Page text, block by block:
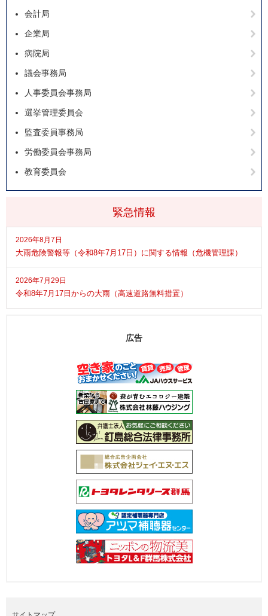
緊急情報
2026年8月7日
大雨危険警報等（令和8年7月17日）に関する情報（危機管理課）
2026年7月29日
令和8年7月17日からの大雨（高速道路無料措置）
会計局
企業局
病院局
議会事務局
人事委員会事務局
選挙管理委員会
監査委員事務局
労働委員会事務局
教育委員会
広告